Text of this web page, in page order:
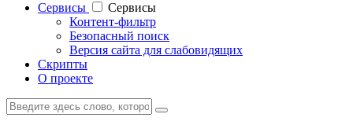
Cервисы
Cервисы
Контент-фильтр
Безопасный поиск
Версия сайта для слабовидящих
Скрипты
О проекте